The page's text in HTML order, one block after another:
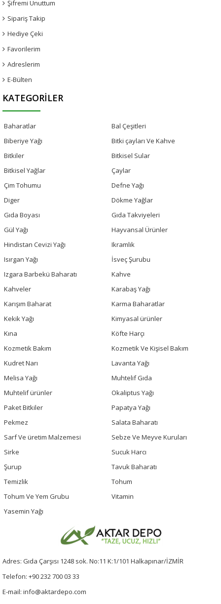
Şifremi Unuttum
Sipariş Takip
Hediye Çeki
Favorilerim
Adreslerim
E-Bülten
KATEGORILER
Baharatlar
Bal Çeşitleri
Biberiye Yağı
Bitki çayları Ve Kahve
Bitkiler
Bitkisel Sular
Bitkisel Yağlar
Çaylar
Çim Tohumu
Defne Yağı
Diger
Dökme Yağlar
Gıda Boyası
Gıda Takviyeleri
Gül Yağı
Hayvansal Ürünler
Hindistan Cevizi Yağı
Ikramlık
Isırgan Yağı
İsveç Şurubu
Izgara Barbekü Baharatı
Kahve
Kahveler
Karabaş Yağı
Karışım Baharat
Karma Baharatlar
Kekik Yağı
Kimyasal ürünler
Kına
Köfte Harçı
Kozmetik Bakım
Kozmetik Ve Kişisel Bakım
Kudret Narı
Lavanta Yağı
Melisa Yağı
Muhtelif Gıda
Muhtelif ürünler
Okaliptus Yağı
Paket Bitkiler
Papatya Yağı
Pekmez
Salata Baharatı
Sarf Ve üretim Malzemesi
Sebze Ve Meyve Kuruları
Sirke
Sucuk Harcı
Şurup
Tavuk Baharatı
Temizlik
Tohum
Tohum Ve Yem Grubu
Vitamin
Yasemin Yağı
Adres: Gıda Çarşısı 1248 sok. No:11 K:1/101 Halkapınar/İZMİR
Telefon: +90 232 700 03 33
E-mail: info@aktardepo.com